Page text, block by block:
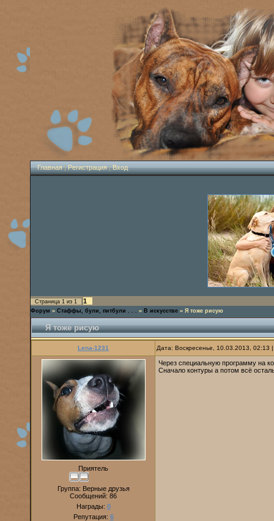
Главная|Регистрация|Вход
Страница 1 из 1 1
Форум » Стаффы, були, питбули . . . » В искусстве » Я тоже рисую
Я тоже рисую
Lena-1231 Дата: Воскресенье, 10.03.2013,
Приятель
Группа: Верные друзья
Сообщений: 86
Награды: 0
Репутация: 6
Через специальную программу на
Сначало контуры а потом всё